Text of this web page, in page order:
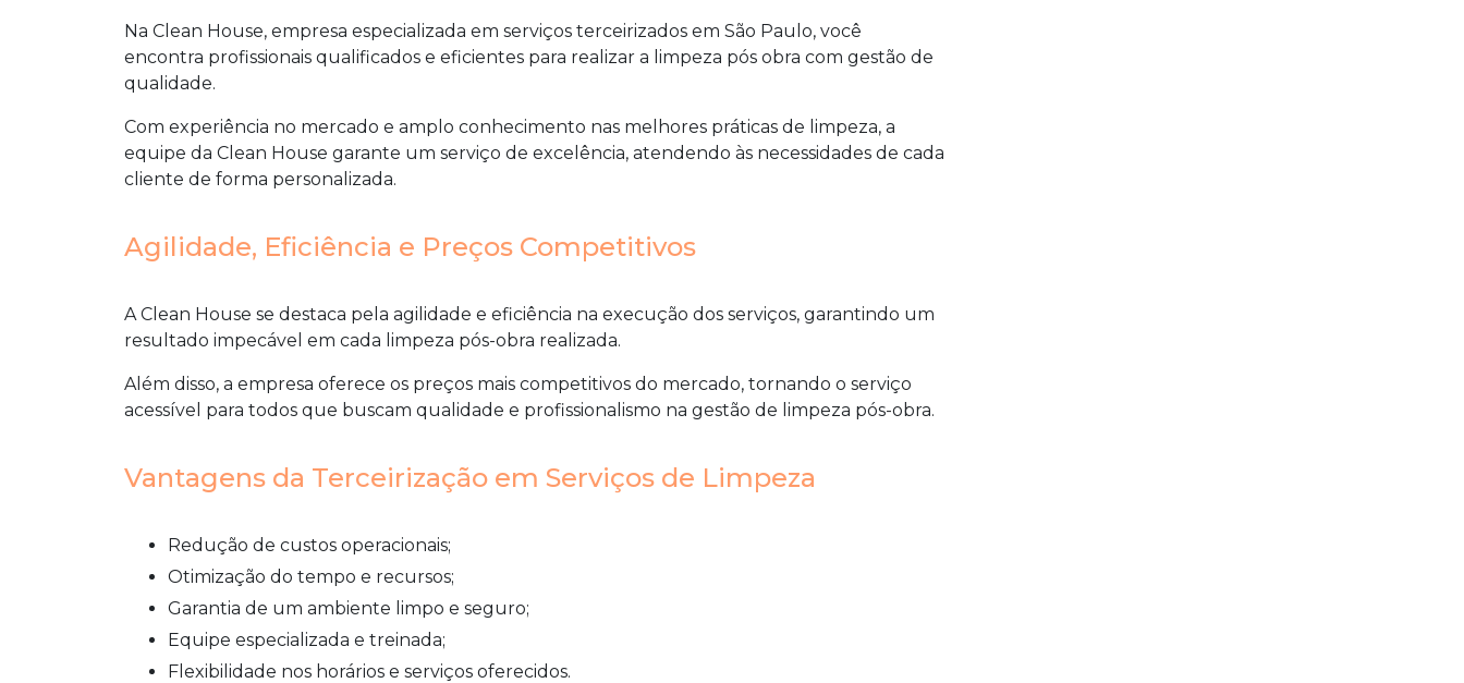
Na Clean House, empresa especializada em serviços terceirizados em São Paulo, você
encontra profissionais qualificados e eficientes para realizar a limpeza pós obra com gestão de
qualidade.
Com experiência no mercado e amplo conhecimento nas melhores práticas de limpeza, a
equipe da Clean House garante um serviço de excelência, atendendo às necessidades de cada
cliente de forma personalizada.
Agilidade, Eficiência e Preços Competitivos
A Clean House se destaca pela agilidade e eficiência na execução dos serviços, garantindo um
resultado impecável em cada limpeza pós-obra realizada.
Além disso, a empresa oferece os preços mais competitivos do mercado, tornando o serviço
acessível para todos que buscam qualidade e profissionalismo na gestão de limpeza pós-obra.
Vantagens da Terceirização em Serviços de Limpeza
Redução de custos operacionais;
Otimização do tempo e recursos;
Garantia de um ambiente limpo e seguro;
Equipe especializada e treinada;
Flexibilidade nos horários e serviços oferecidos.